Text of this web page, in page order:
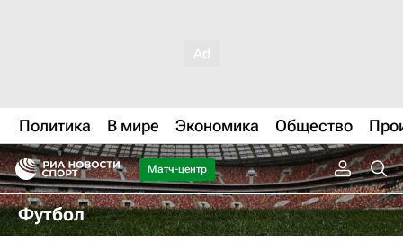
Политика В мире Экономика Общество
Матч-центр
Футбол